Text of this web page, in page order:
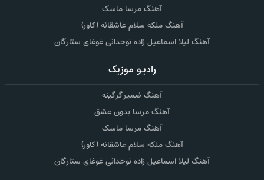
آهنگ مرسا ماسک
آهنگ ملکه سلام عاشقانه (کاور)
آهنگ لیلا اسماعیل زاده نوحدانی غوغای ستارگان
رادیو موزیک
آهنگ ضمیر گرگینه
آهنگ مرسا بدون عشق
آهنگ مرسا ماسک
آهنگ ملکه سلام عاشقانه (کاور)
آهنگ لیلا اسماعیل زاده نوحدانی غوغای ستارگان